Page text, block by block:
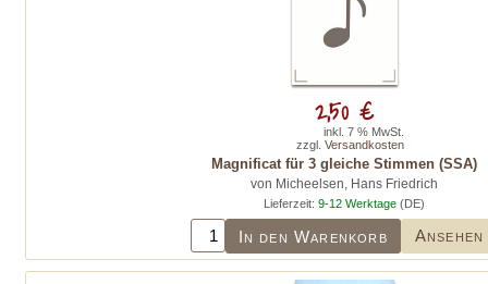
Magnificat für 3 gleiche Stimmen (SSA)
von Micheelsen, Hans Friedrich
Lieferzeit: 9-12 Werktage(DE)
In den Warenkorb Ansehen
2,50 €
inkl. 7 % MwSt.
zzgl. Versandkosten